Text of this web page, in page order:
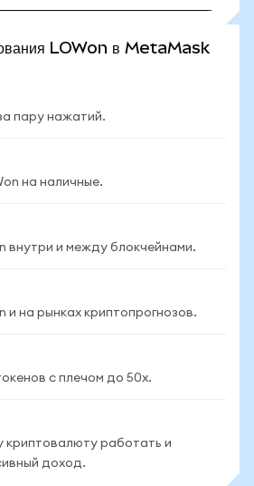
LOWon в MetaMask
пару нажатий.
на наличные.
внутри и между блокчейнами.
и на рынках криптопрогнозов.
с плечом до 50x.
криптовалюту работать и
доход.